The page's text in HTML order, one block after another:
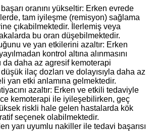
oranını yükseltir: Erken evrede
tam iyileşme (remisyon) sağlama
çıkabilmektedir. İlerlemiş veya
bu oran düşebilmektedir.
ve yan etkilerini azaltır: Erken
kontrol altına alınmasını
da daha az agresif kemoterapi
ilaç dozları ve dolayısıyla daha az
yan etki anlamına gelmektedir.
azaltır: Erken ve etkili tedaviyle
kemoterapi ile iyileşebilirken, geç
riskli hale gelen hastalarda kök
seçenek olabilmektedir.
yarı uyumlu nakiller ile tedavi başarısı